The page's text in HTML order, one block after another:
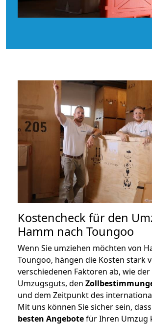
Kostencheck für den
Hamm nach Toungoo
Wenn Sie umziehen möchten von
Toungoo, hängen die Kosten stark
verschiedenen Faktoren ab, wie
Umzugsguts, den
und dem Zeitpunkt des
Mit uns können Sie sicher sein,
besten Angebotefür Ihren Umzug